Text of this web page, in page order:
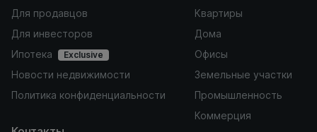
Для продавцов
Для инвесторов
Ипотека
Exclusive
Новости недвижимости
Политика конфиденциальности
Квартиры
Дома
Офисы
Земельные участки
Промышленность
Коммерция